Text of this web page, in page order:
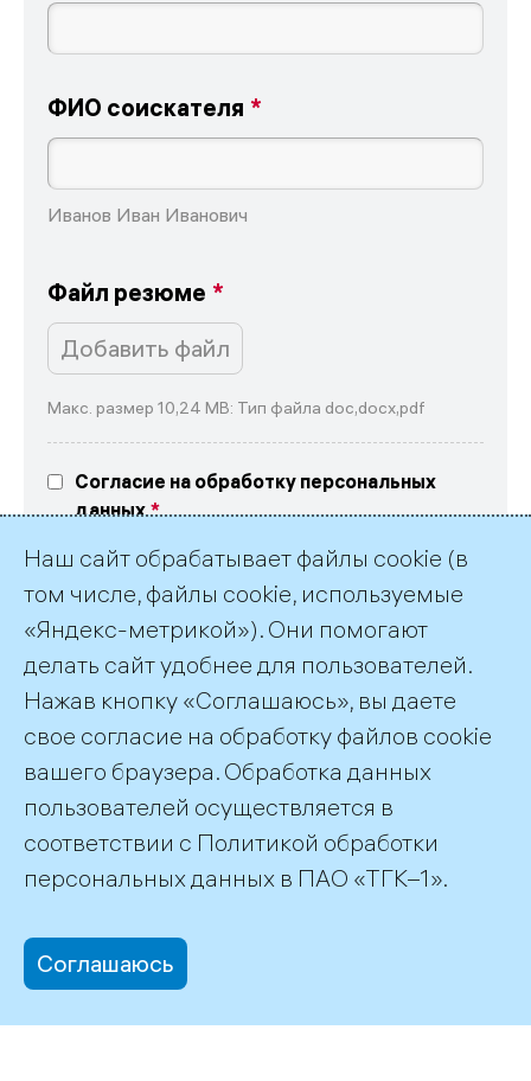
ФИО соискателя
Иванов Иван Иванович
Файл резюме
Добавить файл
Макс. размер 10,24 MB: Тип файла doc,docx,pdf
Согласие на обработку персональных
данных
персональных данных в соответствие
с текстомсогласияиполитикой обработки
персональных данных ПАО «ТГК-1»
©2026 ПАО «ТГК–1»
office@tgc1.ru
Наш сайт обрабатывает файлы cookie (в
том числе, файлы cookie, используемые
«Яндекс-метрикой»). Они помогают
делать сайт удобнее для пользователей.
Нажав кнопку «Соглашаюсь», вы даете
свое согласие на обработку файлов cookie
вашего браузера. Обработка данных
пользователей осуществляется в
соответствии с Политикой обработки
персональных данных в ПАО «ТГК–1».
Соглашаюсь